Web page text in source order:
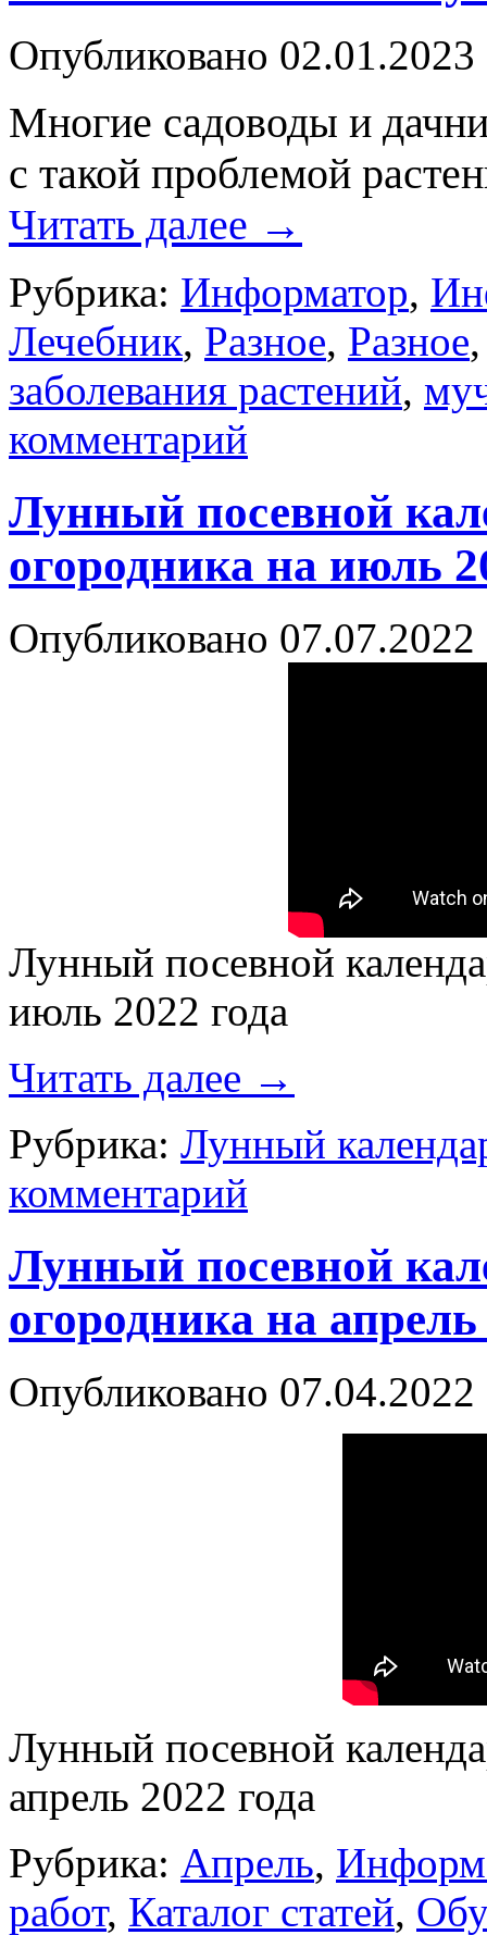
Опубликовано 02.01.2023
Многие садоводы и
с такой проблемой
Читать далее →
Рубрика: Информатор,
Лечебник, Разное, Разное
заболевания растений,
комментарий
Лунный посевной
огородника на июль
Опубликовано 07.07.2022
Лунный посевной
июль 2022 года
Читать далее →
Рубрика: Лунный
комментарий
Лунный посевной
огородника на апрель
Опубликовано 07.04.2022
Лунный посевной
апрель 2022 года
Рубрика: Апрель,
работ, Каталог статей,